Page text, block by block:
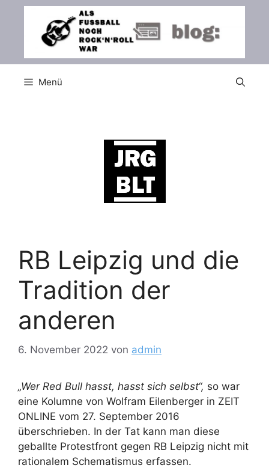
Menü
RB Leipzig und die
Tradition der
anderen
6. November 2022 von admin
„Wer Red Bull hasst, hasst sich selbst“, so war
eine Kolumne von Wolfram Eilenberger in ZEIT
ONLINE vom 27. September 2016
überschrieben. In der Tat kann man diese
geballte Protestfront gegen RB Leipzig nicht mit
rationalem Schematismus erfassen.